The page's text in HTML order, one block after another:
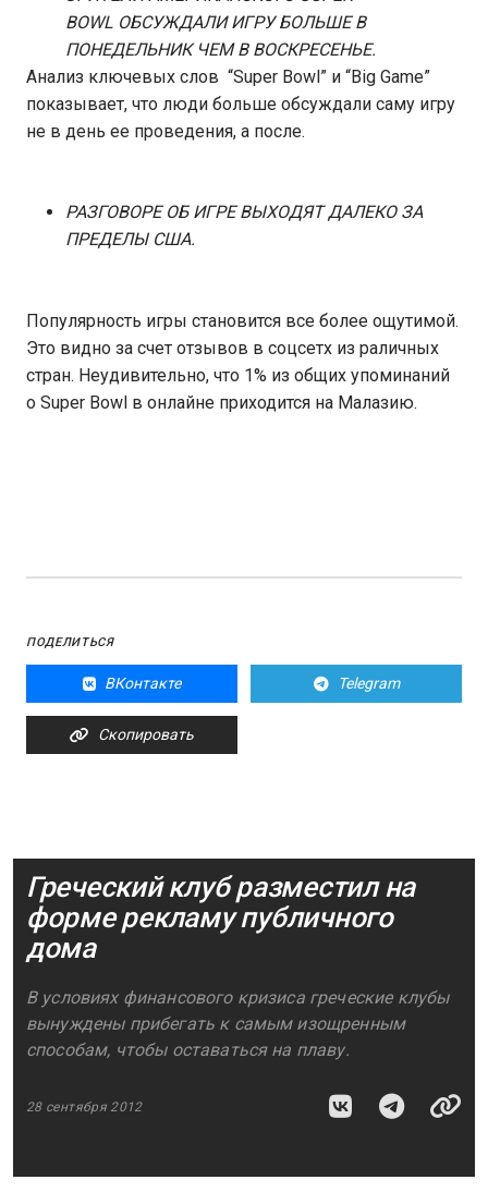
BOWL ОБСУЖДАЛИ ИГРУ БОЛЬШЕ В
ПОНЕДЕЛЬНИК ЧЕМ В ВОСКРЕСЕНЬЕ.
Анализ ключевых слов “Super Bowl” и “Big Game”
показывает, что люди больше обсуждали саму игру
не в день ее проведения, а после.
РАЗГОВОРЕ ОБ ИГРЕ ВЫХОДЯТ ДАЛЕКО ЗА
ПРЕДЕЛЫ США.
Популярность игры становится все более ощутимой.
Это видно за счет отзывов в соцсетх из раличных
стран. Неудивительно, что 1% из общих упоминаний
о Super Bowl в онлайне приходится на Малазию.
ПОДЕЛИТЬСЯ
ВКонтакте Telegram
Скопировать
Греческий клуб разместил на
форме рекламу публичного
дома
В условиях финансового кризиса греческие клубы
вынуждены прибегать к самым изощренным
способам, чтобы оставаться на плаву.
28 сентября 2012